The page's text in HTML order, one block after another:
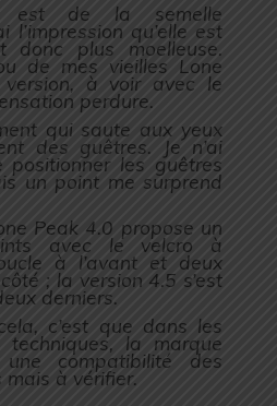
est de la semelle
l’impression qu’elle est
donc plus moelleuse.
de mes vieilles Lone
version, à voir avec le
perdure.
qui saute aux yeux
des guêtres. Je n’ai
les guêtres
un point me surprend
Peak 4.0 propose un
avec le velcro à
à l’avant et deux
; la version 4.5 s’est
derniers.
c’est que dans les
techniques, la marque
compatibilité des
à vérifier.